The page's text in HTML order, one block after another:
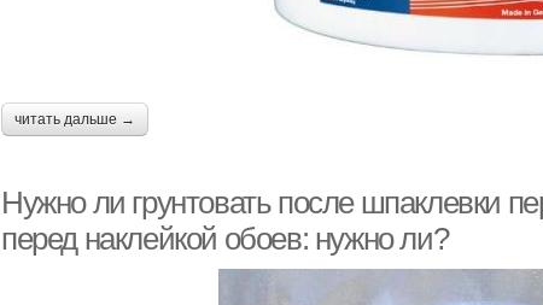
читать дальше →
Нужно ли грунтовать после шпаклевки
перед наклейкой обоев: нужно ли?